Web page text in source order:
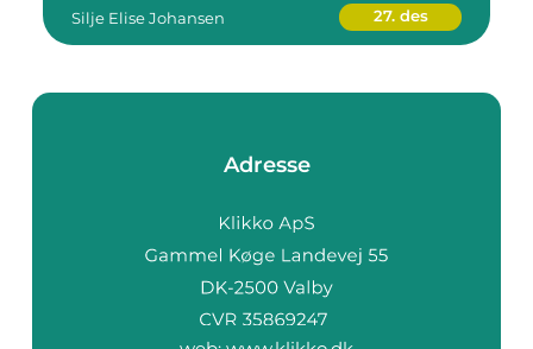
Silje Elise Johansen 27. des
Adresse